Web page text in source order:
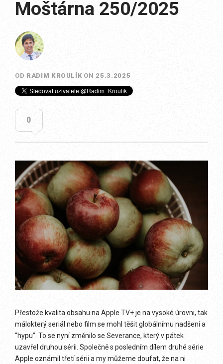
Moštárna 250/2025
OD RADIM KROULÍK ON 25.3.2025
0
Přestože kvalita obsahu na Apple TV+ je na vysoké úrovni, tak
málokterý seriál nebo film se mohl těšit globálnímu nadšení a
“hypu”. To se nyní změnilo se Severance, který v pátek
uzavřel druhou sérii. Společně s posledním dílem druhé série
Apple oznámil třetí sérii a my můžeme doufat, že na ni